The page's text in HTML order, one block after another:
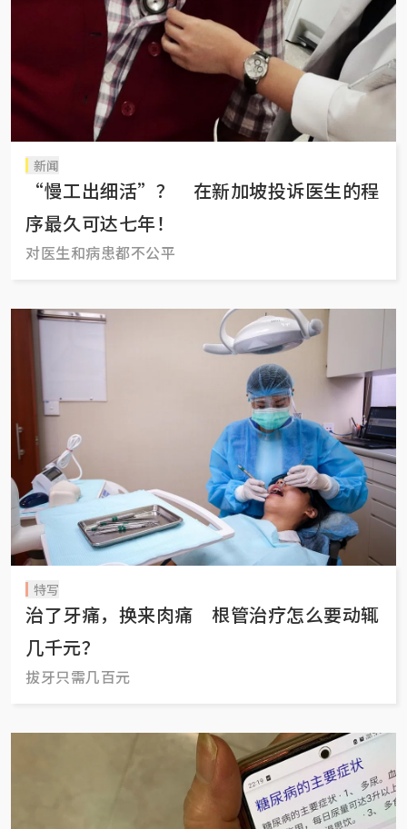
新闻
“慢工出细活”？ 在新加坡投诉医生的程
序最久可达七年！
对医生和病患都不公平
特写
治了牙痛，换来肉痛 根管治疗怎么要动辄
几千元？
拔牙只需几百元